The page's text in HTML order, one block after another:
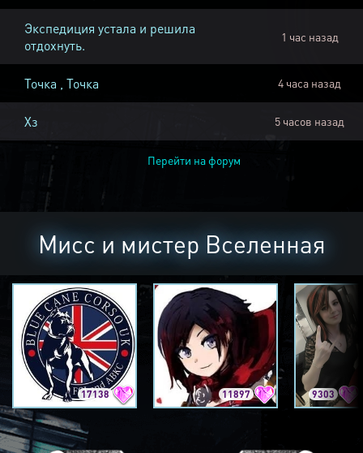
Экспедиция устала и решила
отдохнуть.
1 час назад
Точка , Точка 4 часа назад
Хз 5 часов назад
Перейти на форум
Мисс и мистер Вселенная
17138 11897 9303